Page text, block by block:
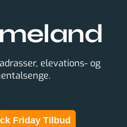
elevations- og
Friday Tilbud